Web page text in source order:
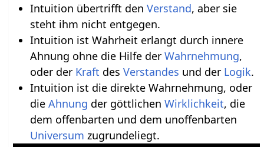
Intuition übertrifft den Verstand, aber sie
steht ihm nicht entgegen.
Intuition ist Wahrheit erlangt durch innere
Ahnung ohne die Hilfe der Wahrnehmung,
oder der Kraft des Verstandes und der Logik.
Intuition ist die direkte Wahrnehmung, oder
die Ahnung der göttlichen Wirklichkeit, die
dem offenbarten und dem unoffenbarten
Universum zugrundeliegt.